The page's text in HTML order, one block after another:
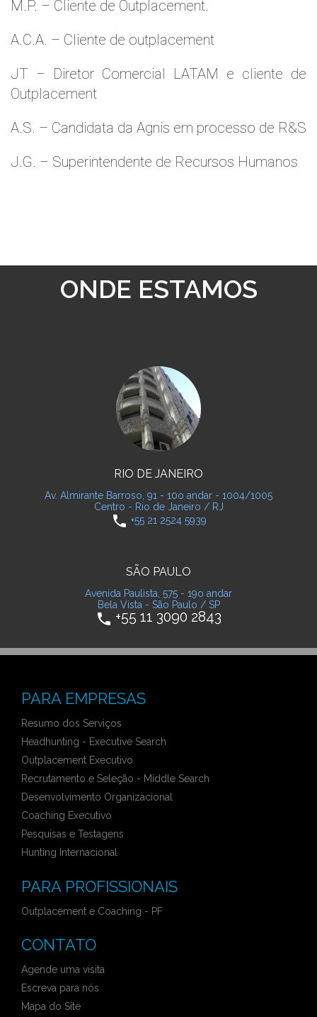
M.P. – Cliente de Outplacement.
A.C.A. – Cliente de outplacement
JT – Diretor Comercial LATAM e cliente de
Outplacement
A.S. – Candidata da Agnis em processo de R&S
J.G. – Superintendente de Recursos Humanos
ONDE ESTAMOS
RIO DE JANEIRO
Av. Almirante Barroso, 91 - 10o andar - 1004/1005
Centro - Rio de Janeiro / RJ
phone +55 21 2524 5939
SÃO PAULO
Avenida Paulista, 575 - 19o andar
Bela Vista - São Paulo / SP
phone +55 11 3090 2843
PARA EMPRESAS
Resumo dos Serviços
Headhunting - Executive Search
Outplacement Executivo
Recrutamento e Seleção - Middle Search
Desenvolvimento Organizacional
Coaching Executivo
Pesquisas e Testagens
Hunting Internacional
PARA PROFISSIONAIS
Outplacement e Coaching - PF
CONTATO
Agende uma visita
Escreva para nós
Mapa do Site